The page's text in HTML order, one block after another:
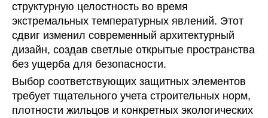
структурную целостность во время
экстремальных температурных явлений. Этот
сдвиг изменил современный архитектурный
дизайн, создав светлые открытые пространства
без ущерба для безопасности.
Выбор соответствующих защитных элементов
требует тщательного учета строительных норм,
плотности жильцов и конкретных экологических